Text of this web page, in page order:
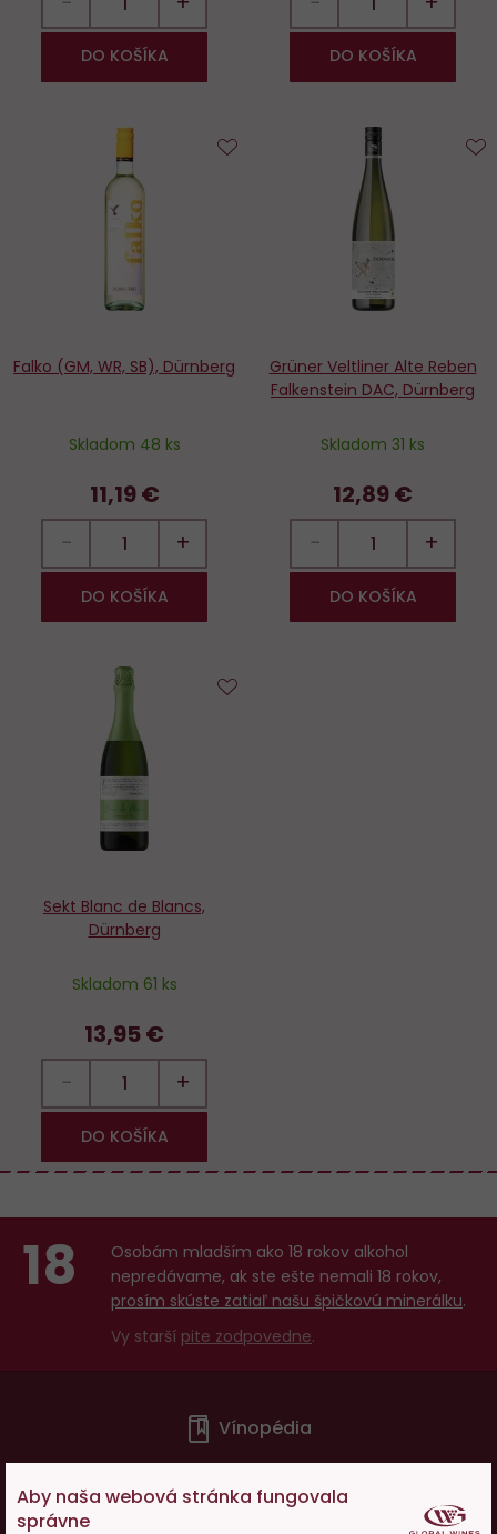
DO KOŠÍKA DO KOŠÍKA
Falko (GM, WR, SB), Dürnberg
Skladom 48 ks
11,19 €
− +
DO KOŠÍKA
Grüner Veltliner Alte Reben
Falkenstein DAC, Dürnberg
Skladom 31 ks
12,89 €
− +
DO KOŠÍKA
Sekt Blanc de Blancs,
Dürnberg
Skladom 61 ks
13,95 €
− +
DO KOŠÍKA
Aby naša webová stránka fungovala
správne
18
Osobám mladším ako 18 rokov alkohol
nepredávame, ak ste ešte nemali 18 rokov,
prosím skúste zatiaľ našu špičkovú minerálku.
Vy starší pite zodpovedne.
Vínopédia
Ako nakupovať